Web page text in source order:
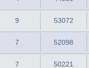
9 53072
7 52098
7 50221